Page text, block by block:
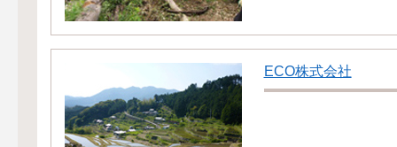
ECO株式会社